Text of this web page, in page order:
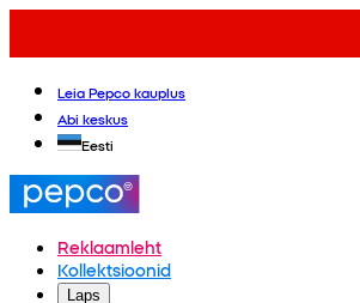
Leia Pepco kauplus
Abi keskus
Eesti
Reklaamleht
Kollektsioonid
Laps